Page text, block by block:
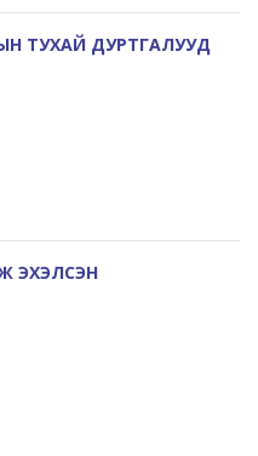
ТУХАЙ ДУРТГАЛУУД
ЭХЭЛСЭН